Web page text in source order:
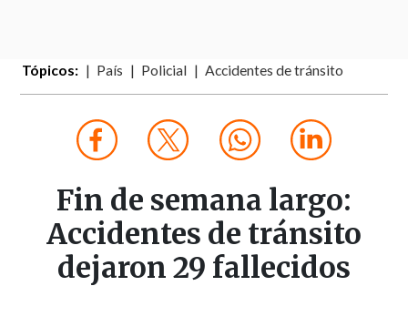
Tópicos: País Policial Accidentes de tránsito
Fin de semana largo:
Accidentes de tránsito
dejaron 29 fallecidos